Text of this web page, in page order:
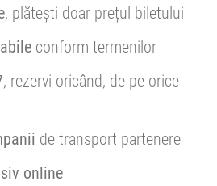
, plătești doar prețul biletului
conform termenilor
, rezervi oricând, de pe orice
de transport partenere
online